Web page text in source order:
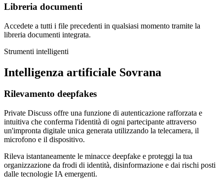
Libreria documenti
Accedete a tutti i file precedenti in qualsiasi momento tramite la
libreria documenti integrata.
Strumenti intelligenti
Intelligenza artificiale Sovrana
Rilevamento deepfakes
Private Discuss offre una funzione di autenticazione rafforzata e
intuitiva che conferma l'identità di ogni partecipante attraverso
un'impronta digitale unica generata utilizzando la telecamera, il
microfono e il dispositivo.
Rileva istantaneamente le minacce deepfake e proteggi la tua
organizzazione da frodi di identità, disinformazione e dai rischi posti
dalle tecnologie IA emergenti.